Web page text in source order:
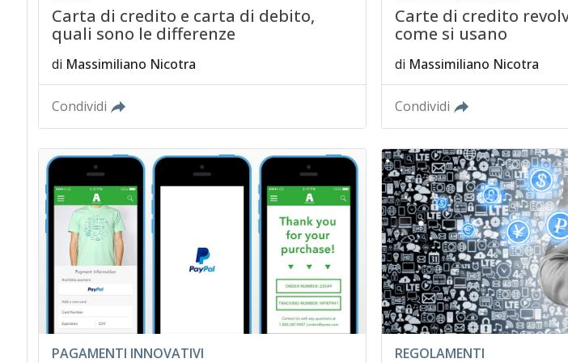
Carta di credito e carta di debito,
quali sono le differenze
di Massimiliano Nicotra
Condividi
Carte di credito
come si usano
di Massimiliano Nicotra
Condividi
PAGAMENTI INNOVATIVI REGOLAMENTI